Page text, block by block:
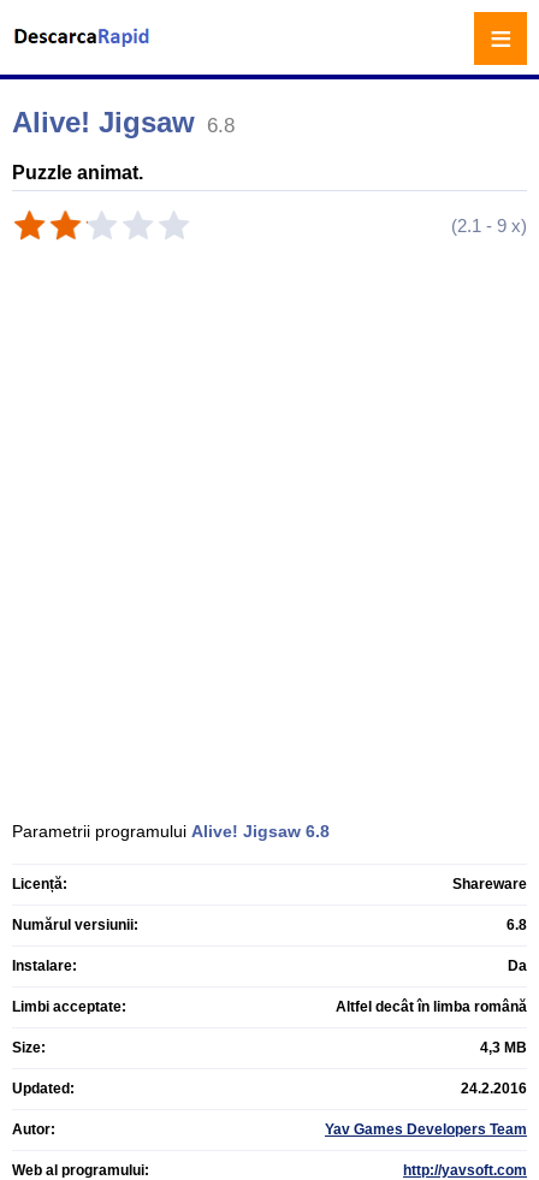
Alive! Jigsaw 6.8
Puzzle animat.
(2.1 - 9 x)
Parametrii programului Alive! Jigsaw 6.8
Licență: Shareware
Numărul versiunii: 6.8
Instalare: Da
Limbi acceptate: Altfel decât în limba română
Size: 4,3 MB
Updated: 24.2.2016
Autor: Yav Games Developers Team
Web al programului: http://yavsoft.com
≡